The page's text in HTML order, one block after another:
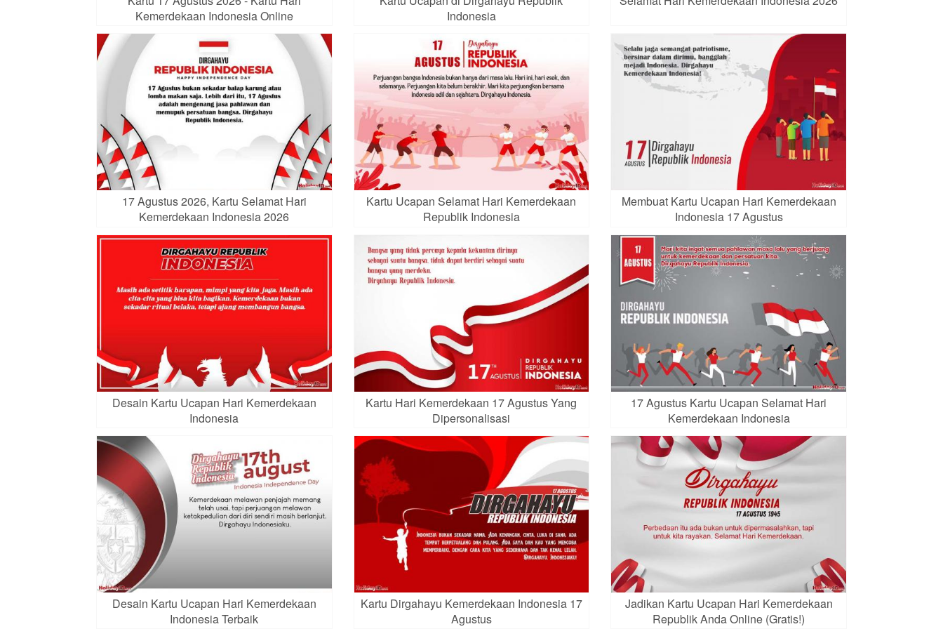
Kemerdekaan Indonesia Online
Indonesia
17 Agustus 2026, Kartu Selamat Hari
Kemerdekaan Indonesia 2026
Kartu Ucapan Selamat Hari Kemerdekaan
Republik Indonesia
Membuat Kartu Ucapan Hari Kemerdekaan
Indonesia 17 Agustus
Desain Kartu Ucapan Hari Kemerdekaan
Indonesia
Kartu Hari Kemerdekaan 17 Agustus Yang
Dipersonalisasi
17 Agustus Kartu Ucapan Selamat Hari
Kemerdekaan Indonesia
Desain Kartu Ucapan Hari Kemerdekaan
Indonesia Terbaik
Kartu Dirgahayu Kemerdekaan Indonesia 17
Agustus
Jadikan Kartu Ucapan Hari Kemerdekaan
Republik Anda Online (Gratis!)